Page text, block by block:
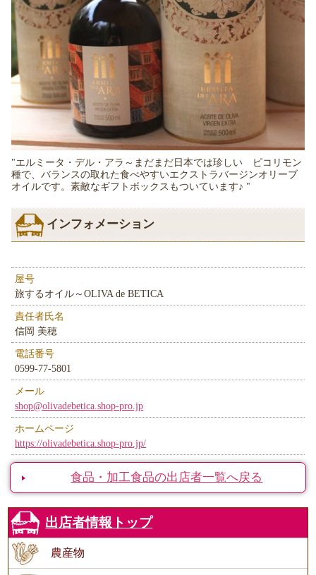
"エルミータ・デル・アラ～まだまだ日本では珍しい ピコリモン
種で、バランスの取れた食べやすいエクストラバージンオリーブ
オイルです。素敵なギフトボックスもついています♪ "
インフォメーション
屋号
旅するオイル～OLIVA de BETICA
責任者氏名
信岡 美穂
電話番号
0599-77-5801
メール
shop@olivadebetica.shop-pro.jp
ホームページ
https://olivadebetica.shop-pro.jp/
食品・加工食品の出店者一覧へ戻る
出店者情報トップ
農産物